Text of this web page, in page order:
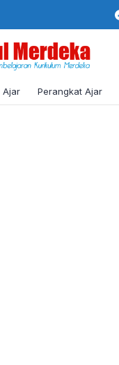
Ajar Perangkat Ajar